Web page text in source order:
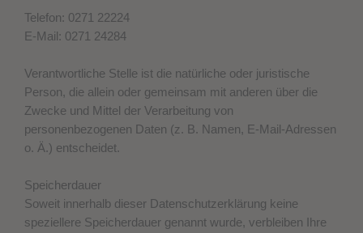
Telefon: 0271 22224
E-Mail: 0271 24284
Verantwortliche Stelle ist die natürliche oder juristische
Person, die allein oder gemeinsam mit anderen über die
Zwecke und Mittel der Verarbeitung von
personenbezogenen Daten (z. B. Namen, E-Mail-Adressen
o. Ä.) entscheidet.
Speicherdauer
Soweit innerhalb dieser Datenschutzerklärung keine
speziellere Speicherdauer genannt wurde, verbleiben Ihre